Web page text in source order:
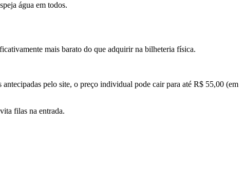
água em todos.
mais barato do que adquirir na bilheteria física.
pelo site, o preço individual pode cair para até R$ 55,00 (em
filas na entrada.